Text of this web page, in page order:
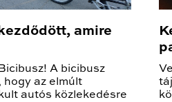
amire
A bicibusz
hogy az elmúlt
autós közlekedésre